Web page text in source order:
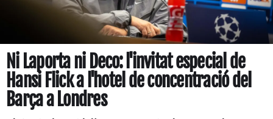
Ni Laporta ni Deco: l'invitat especial de
Hansi Flick a l'hotel de concentració del
Barça a Londres